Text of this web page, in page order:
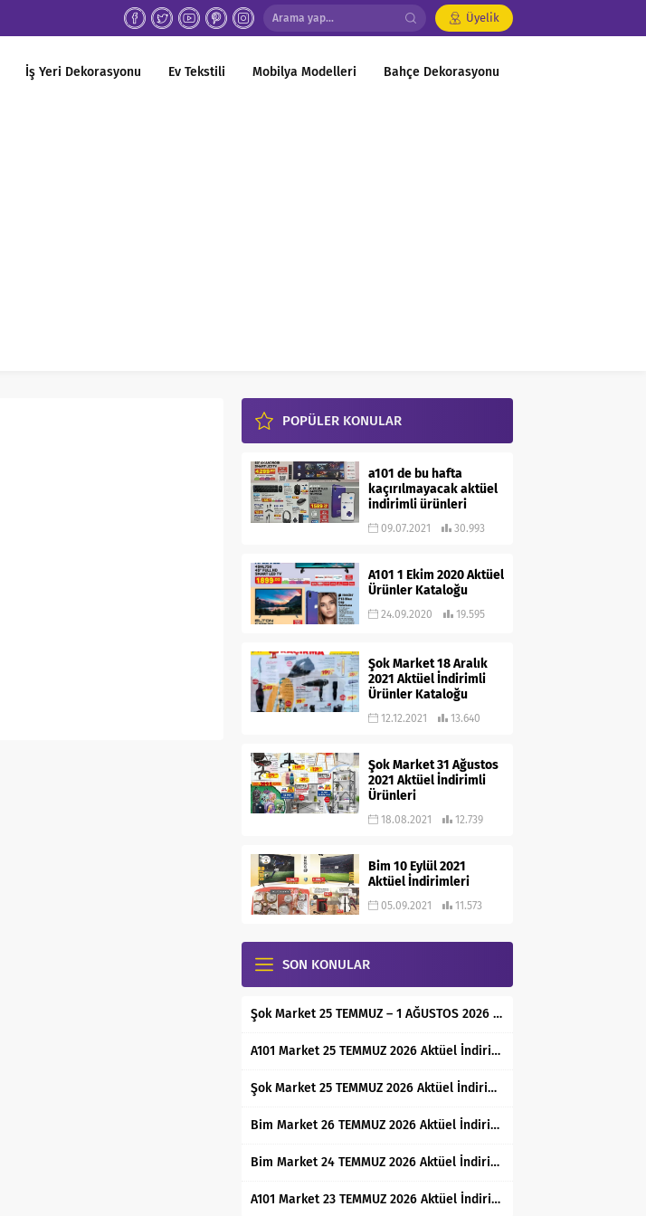
Üyelik
İş Yeri Dekorasyonu Ev Tekstili Mobilya Modelleri Bahçe Dekorasyonu
POPÜLER KONULAR
a101 de bu hafta
kaçırılmayacak aktüel
indirimli ürünleri
09.07.2021 30.993
A101 1 Ekim 2020 Aktüel
Ürünler Kataloğu
24.09.2020 19.595
Şok Market 18 Aralık
2021 Aktüel İndirimli
Ürünler Kataloğu
12.12.2021 13.640
Şok Market 31 Ağustos
2021 Aktüel İndirimli
Ürünleri
18.08.2021 12.739
Bim 10 Eylül 2021
Aktüel İndirimleri
05.09.2021 11.573
SON KONULAR
Şok Market 25 TEMMUZ – 1 AĞUSTOS 2026 Aktüel İndirimli Ürünler Kataloğu
A101 Market 25 TEMMUZ 2026 Aktüel İndirimli Ürünler Kataloğu
Şok Market 25 TEMMUZ 2026 Aktüel İndirimli Ürünler Kataloğu
Bim Market 26 TEMMUZ 2026 Aktüel İndirimli Ürünler Kataloğu
Bim Market 24 TEMMUZ 2026 Aktüel İndirimli Ürünler Kataloğu
A101 Market 23 TEMMUZ 2026 Aktüel İndirimli Ürünler Kataloğu